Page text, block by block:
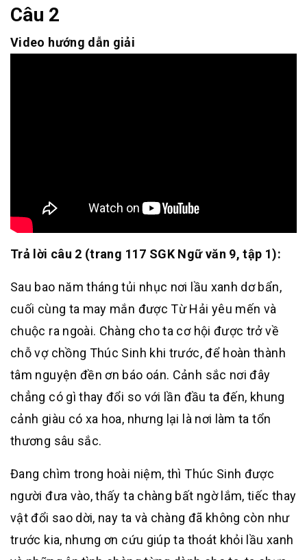
Câu 2
Video hướng dẫn giải
Trả lời câu 2 (trang 117 SGK Ngữ văn 9, tập 1):
Sau bao năm tháng tủi nhục nơi lầu xanh dơ bẩn,
cuối cùng ta may mắn được Từ Hải yêu mến và
chuộc ra ngoài. Chàng cho ta cơ hội được trở về
chỗ vợ chồng Thúc Sinh khi trước, để hoàn thành
tâm nguyện đền ơn báo oán. Cảnh sắc nơi đây
chẳng có gì thay đổi so với lần đầu ta đến, khung
cảnh giàu có xa hoa, nhưng lại là nơi làm ta tổn
thương sâu sắc.
Đang chìm trong hoài niệm, thì Thúc Sinh được
người đưa vào, thấy ta chàng bất ngờ lắm, tiếc thay
vật đổi sao dời, nay ta và chàng đã không còn như
trước kia, nhưng ơn cứu giúp ta thoát khỏi lầu xanh